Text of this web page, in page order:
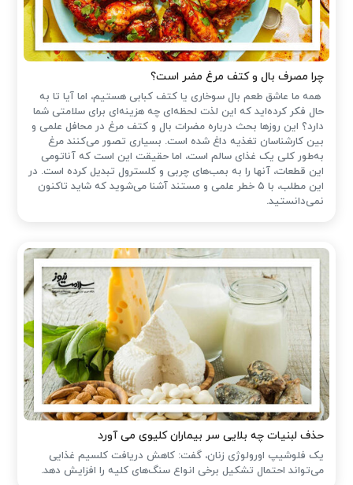
چرا مصرف بال و کتف مرغ مضر است؟
همه ما عاشق طعم بال سوخاری یا کتف کبابی هستیم، اما آیا تا به
حال فکر کرده‌اید که این لذت لحظه‌ای چه هزینه‌ای برای سلامتی شما
دارد؟ این روزها بحث درباره مضرات بال و کتف مرغ در محافل علمی و
بین کارشناسان تغذیه داغ شده است. بسیاری تصور می‌کنند مرغ
به‌طور کلی یک غذای سالم است، اما حقیقت این است که آناتومی
این قطعات، آنها را به بمب‌های چربی و کلسترول تبدیل کرده است. در
این مطلب، با ۵ خطر علمی و مستند آشنا می‌شوید که شاید تاکنون
نمی‌دانستید.
حذف لبنیات چه بلایی سر بیماران کلیوی می آورد
یک فلوشیپ اورولوژی زنان، گفت: کاهش دریافت کلسیم غذایی
می‌تواند احتمال تشکیل برخی انواع سنگ‌های کلیه را افزایش دهد.